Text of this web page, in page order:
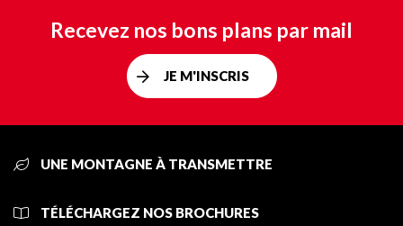
Recevez nos bons plans par mail
JE M'INSCRIS
UNE MONTAGNE À TRANSMETTRE
TÉLÉCHARGEZ NOS BROCHURES